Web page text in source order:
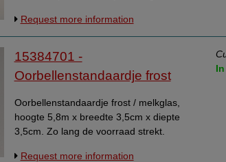
voorraad strekt.
Request more information
15384701 -
Oorbellenstandaardje frost
Oorbellenstandaardje frost / melkglas,
hoogte 5,8m x breedte 3,5cm x diepte
3,5cm. Zo lang de voorraad strekt.
Request more information